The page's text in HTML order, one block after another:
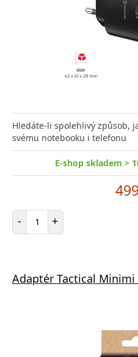
Hledáte-li spolehlivý způsob,
svému notebooku i telefonu
E-shop skladem >
- Počet položek
+
Adaptér Tactical Minimi